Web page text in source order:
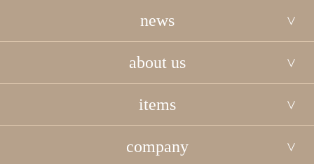
news
about us
items
company